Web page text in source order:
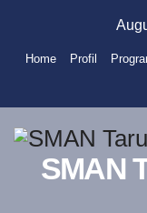
content
Home Profil
SMAN